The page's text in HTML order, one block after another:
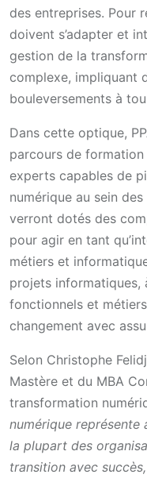
des entreprises. Pour
doivent s’adapter et
gestion de la
complexe, impliquant
bouleversements à
Dans cette optique,
parcours de
experts capables de
numérique au sein
verront dotés des
pour agir en tant
métiers et
projets informatiques,
fonctionnels et
changement avec
Selon Christophe
Mastère et du MBA
transformation
numérique
la plupart des
transition avec